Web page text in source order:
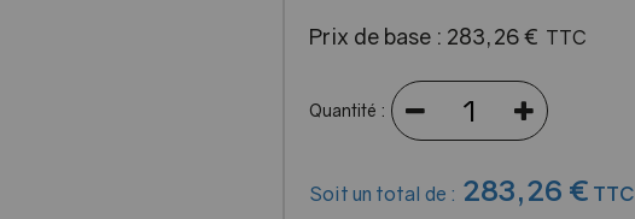
Prix de base : 283,26€ TTC
Quantité :
Soit un total de : 283,26 € TTC